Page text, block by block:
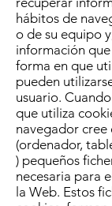
hábitos de
o de su equipo
información
forma en que
pueden
usuario.
que utiliza
navegador cree
(ordenador,
) pequeños
necesaria para
la Web. Estos